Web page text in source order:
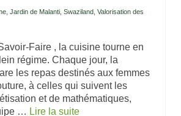
, Jardin de Malanti, Swaziland, Valorisation des
Faire , la cuisine tourne en
régime. Chaque jour, la
les repas destinés aux femmes
à celles qui suivent les
et de mathématiques,
… Lire la suite